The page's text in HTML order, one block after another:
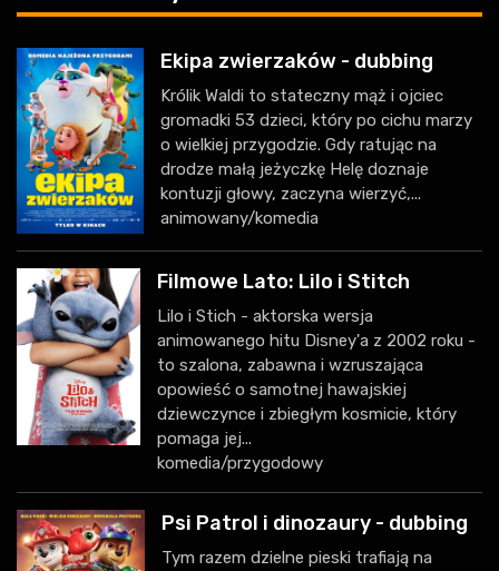
Ekipa zwierzaków - dubbing
Królik Waldi to stateczny mąż i ojciec
gromadki 53 dzieci, który po cichu marzy
o wielkiej przygodzie. Gdy ratując na
drodze małą jeżyczkę Helę doznaje
kontuzji głowy, zaczyna wierzyć,...
animowany/komedia
Filmowe Lato: Lilo i Stitch
Lilo i Stich - aktorska wersja
animowanego hitu Disney'a z 2002 roku -
to szalona, zabawna i wzruszająca
opowieść o samotnej hawajskiej
dziewczynce i zbiegłym kosmicie, który
pomaga jej...
komedia/przygodowy
Psi Patrol i dinozaury - dubbing
Tym razem dzielne pieski trafiają na